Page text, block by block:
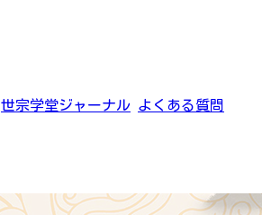
世宗学堂ジャーナル よくある質問